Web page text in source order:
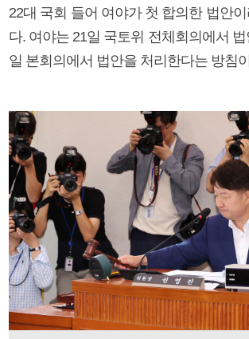
22대 국회 들어 여야가 첫 합의한 법안
다. 여야는 21일 국토위 전체회의에서
일 본회의에서 법안을 처리한다는 방침